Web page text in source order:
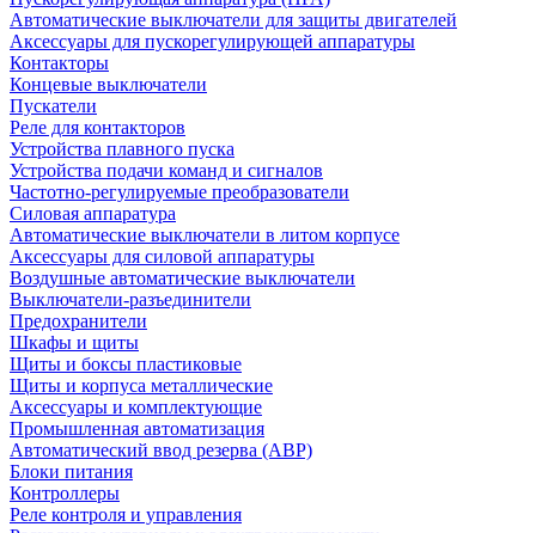
Автоматические выключатели для защиты двигателей
Аксессуары для пускорегулирующей аппаратуры
Контакторы
Концевые выключатели
Пускатели
Реле для контакторов
Устройства плавного пуска
Устройства подачи команд и сигналов
Частотно-регулируемые преобразователи
Силовая аппаратура
Автоматические выключатели в литом корпусе
Аксессуары для силовой аппаратуры
Воздушные автоматические выключатели
Выключатели-разъединители
Предохранители
Шкафы и щиты
Щиты и боксы пластиковые
Щиты и корпуса металлические
Аксессуары и комплектующие
Промышленная автоматизация
Автоматический ввод резерва (АВР)
Блоки питания
Контроллеры
Реле контроля и управления